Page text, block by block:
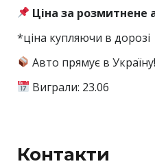
Ціна за розмитнене
*ціна купляючи в дорозі
Авто прямує в Україну!
Виграли: 23.06
Контакти